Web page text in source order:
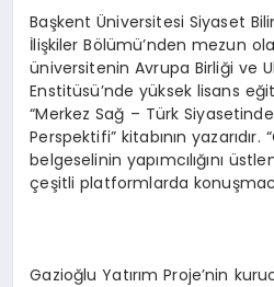
Başkent Üniversitesi Siyaset
İlişkiler Bölümü’nden mezun
üniversitenin Avrupa Birliği ve
Enstitüsü’nde yüksek lisans
“Merkez Sağ – Türk Siyasetinde
Perspektifi” kitabının
belgeselinin yapımcılığını
çeşitli platformlarda
Gazioğlu Yatırım Proje’nin